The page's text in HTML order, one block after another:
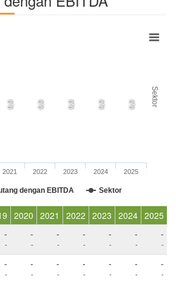
Sektor
0,0 0,0 0,0 0,0 0,0
dengan EBITDA Sektor
2021 2022 2023 2024 2025
2020 2021 2022 2023 2024 2025
-
-
-
-
-
-
-
-
-
-
-
-
-
-
-
-
-
-
-
-
-
-
-
-
-
-
-
-